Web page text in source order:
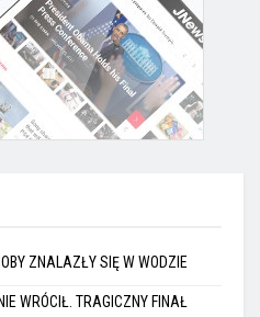
ZNALAZŁY SIĘ W WODZIE
WRÓCIŁ. TRAGICZNY FINAŁ